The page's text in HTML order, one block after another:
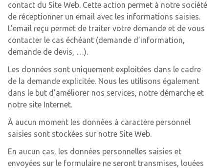
contact du Site Web. Cette action permet à notre société
de réceptionner un email avec les informations saisies.
L’email reçu permet de traiter votre demande et de vous
contacter le cas échéant (demande d’information,
demande de devis, …).
Les données sont uniquement exploitées dans le cadre
de la demande explicitée. Nous les utilisons également
dans le but d’améliorer nos services, notre démarche et
notre site Internet.
À aucun moment les données à caractère personnel
saisies sont stockées sur notre Site Web.
En aucun cas, les données personnelles saisies et
envoyées sur le formulaire ne seront transmises, louées